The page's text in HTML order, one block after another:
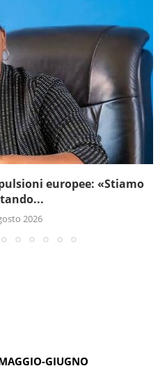
europee: «Stiamo
2026
GIUGNO